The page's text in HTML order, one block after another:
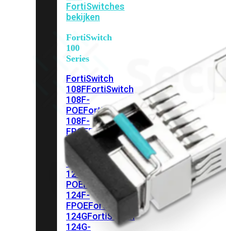
FortiSwitches
bekijken
FortiSwitch
100
Series
FortiSwitch
108FFortiSwitch
108F-
POEFortiSwitch
108F-
FPOEFortiSwitch
110G-
FPOE
FortiSwitch
124FFortiSwitch
124F-
POEFortiSwitch
124F-
FPOEFortiSwitch
124GFortiSwitch
124G-